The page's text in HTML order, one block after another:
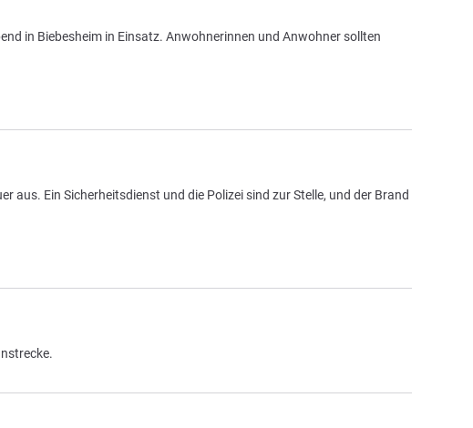
in Biebesheim in Einsatz. Anwohnerinnen und Anwohner sollten
Ein Sicherheitsdienst und die Polizei sind zur Stelle, und der Brand